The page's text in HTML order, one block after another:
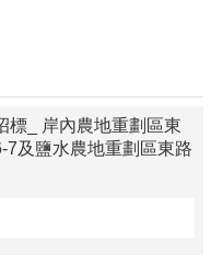
標_ 岸內農地重劃區東
及鹽水農地重劃區東路